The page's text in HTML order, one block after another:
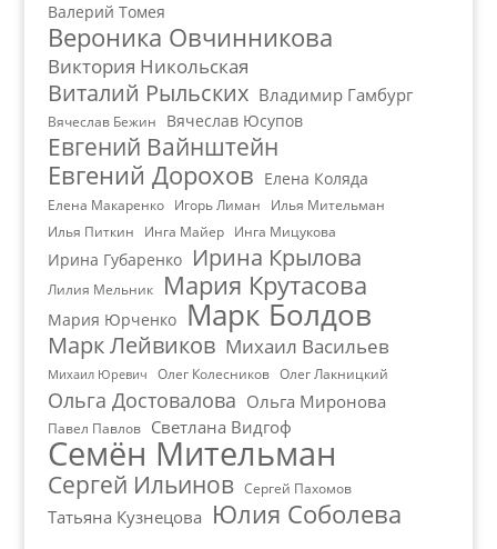
Валерий Томея
Вероника Овчинникова
Виктория Никольская
Виталий Рыльских Владимир Гамбург
Вячеслав Бежин Вячеслав Юсупов
Евгений Вайнштейн
Евгений Дорохов Елена Коляда
Елена Макаренко Игорь Лиман
Илья Мительман
Илья Питкин
Инга Майер Инга Мицукова
Ирина Губаренко Ирина Крылова
Лилия Мельник Мария Крутасова
Мария Юрченко Марк Болдов
Марк Лейвиков Михаил Васильев
Михаил Юревич Олег Колесников Олег Лакницкий
Ольга Достовалова Ольга Миронова
Павел Павлов Светлана Видгоф
Семён Мительман
Сергей Ильинов Сергей Пахомов
Татьяна Кузнецова Юлия Соболева